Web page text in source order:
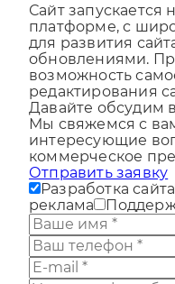
платформе, с
для развития
обновлениями.
возможность
редактирования
Давайте обсудим
Мы свяжемся с
интересующие
коммерческое
Отправить заявку
Разработка сайта
реклама